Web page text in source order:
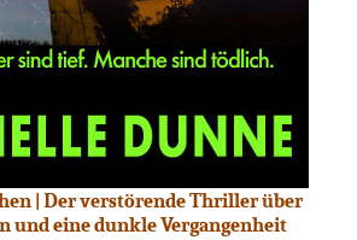
| Der verstörende Thriller über
und eine dunkle Vergangenheit